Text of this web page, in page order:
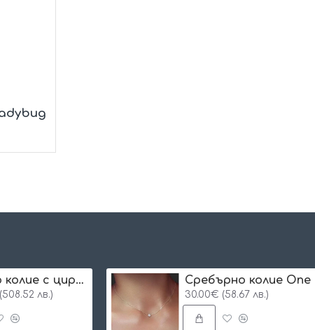
Златно колие с циркон и буква по избор
лв.)
Сребърнo колие One
30.00€ (58.67 лв.)